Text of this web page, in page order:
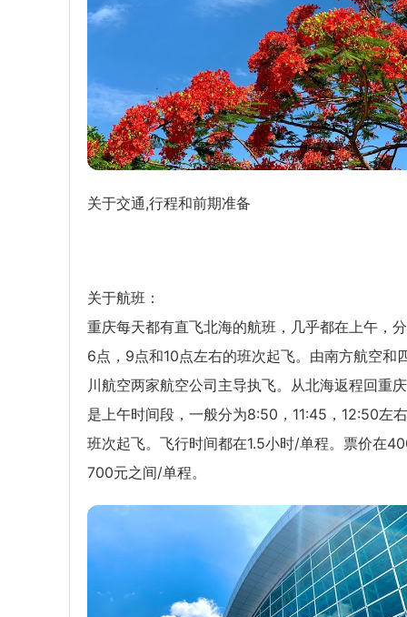
关于交通,行程和前期准备
关于航班：
重庆每天都有直飞北海的航班，几乎都在上午，
6点，9点和10点左右的班次起飞。由南方航空和
川航空两家航空公司主导执飞。从北海返程回重
是上午时间段，一般分为8:50，11:45，12:50左
班次起飞。飞行时间都在1.5小时/单程。票价在
700元之间/单程。